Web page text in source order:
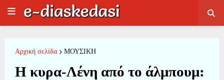
Αρχική σελίδα ΜΟΥΣΙΚΗ
Η κυρα-Λένη από το άλμπουμ: